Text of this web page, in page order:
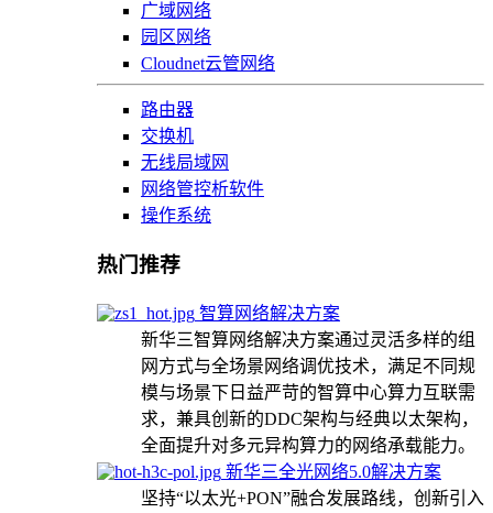
广域网络
园区网络
Cloudnet云管网络
路由器
交换机
无线局域网
网络管控析软件
操作系统
热门推荐
智算网络解决方案
新华三智算网络解决方案通过灵活多样的组
网方式与全场景网络调优技术，满足不同规
模与场景下日益严苛的智算中心算力互联需
求，兼具创新的DDC架构与经典以太架构，
全面提升对多元异构算力的网络承载能力。
新华三全光网络5.0解决方案
坚持“以太光+PON”融合发展路线，创新引入